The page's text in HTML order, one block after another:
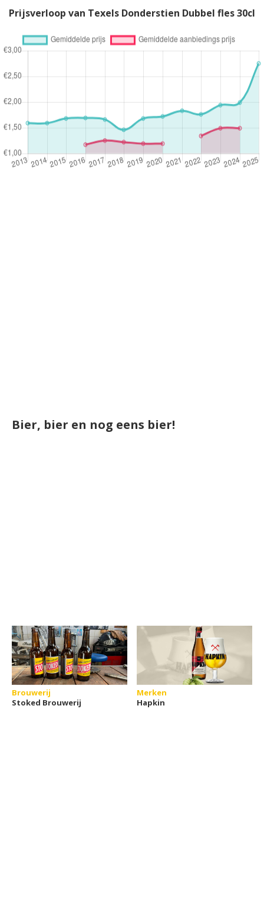
Prijsverloop van Texels Donderstien Dubbel fles 30cl
Bier, bier en nog eens bier!
Brouwerij
Stoked Brouwerij
Merken
Hapkin